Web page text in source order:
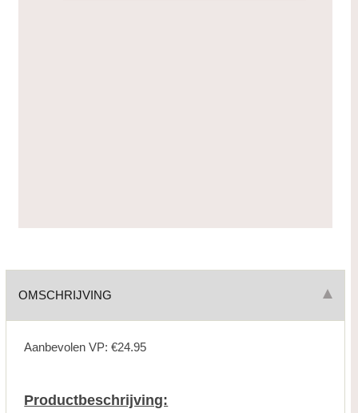
OMSCHRIJVING
Aanbevolen VP: €24.95
Productbeschrijving: